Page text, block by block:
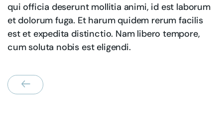
qui officia deserunt mollitia animi, id est laborum
et dolorum fuga. Et harum quidem rerum facilis
est et expedita distinctio. Nam libero tempore,
cum soluta nobis est eligendi.